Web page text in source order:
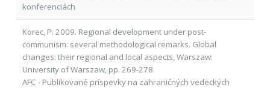
konferenciách
Korec, P. 2009. Regional development under post-
communism: several methodological remarks. Global
changes: their regional and local aspects, Warszaw:
University of Warszaw, pp. 269-278.
AFC - Publikované príspevky na zahraničných vedeckých